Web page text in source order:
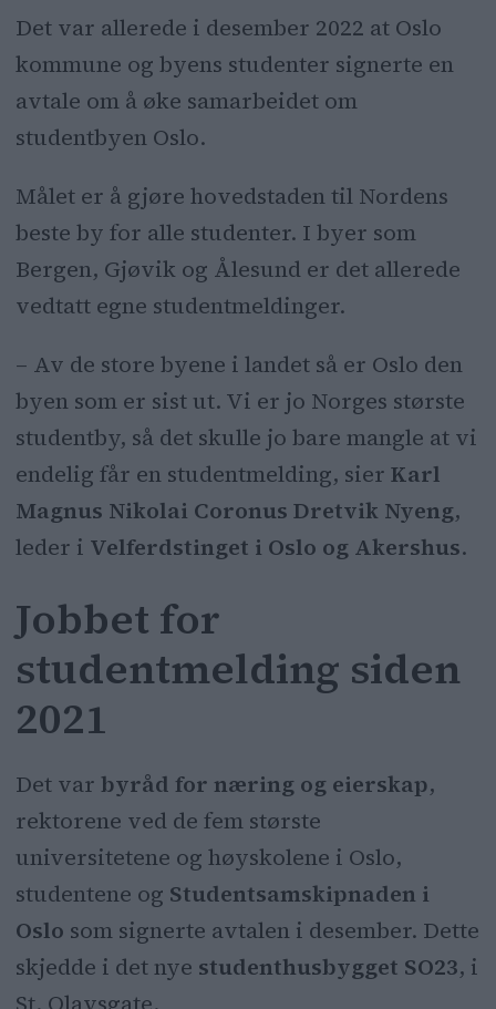
Det var allerede i desember 2022 at Oslo
kommune og byens studenter signerte en
avtale om å øke samarbeidet om
studentbyen Oslo.
Målet er å gjøre hovedstaden til Nordens
beste by for alle studenter. I byer som
Bergen, Gjøvik og Ålesund er det allerede
vedtatt egne studentmeldinger.
– Av de store byene i landet så er Oslo den
byen som er sist ut. Vi er jo Norges største
studentby, så det skulle jo bare mangle at vi
endelig får en studentmelding, sier Karl
Magnus Nikolai Coronus Dretvik Nyeng,
leder i Velferdstinget i Oslo og Akershus.
Jobbet for
studentmelding siden
2021
Det var byråd for næring og eierskap,
rektorene ved de fem største
universitetene og høyskolene i Oslo,
studentene og Studentsamskipnaden i
Oslo som signerte avtalen i desember. Dette
skjedde i det nye studenthusbygget SO23, i